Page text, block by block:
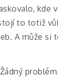
kde
to totiž
A může si